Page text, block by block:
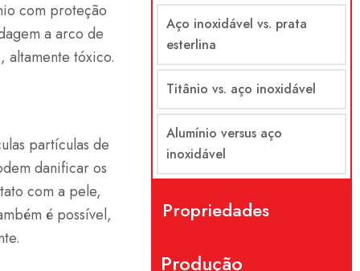
com proteção
a arco de
tóxico.
partículas de
danificar os
com a pele,
é possível,
Aço inoxidável vs. prata
esterlina
Titânio vs. aço inoxidável
Alumínio versus aço
inoxidável
Propriedades
Produção